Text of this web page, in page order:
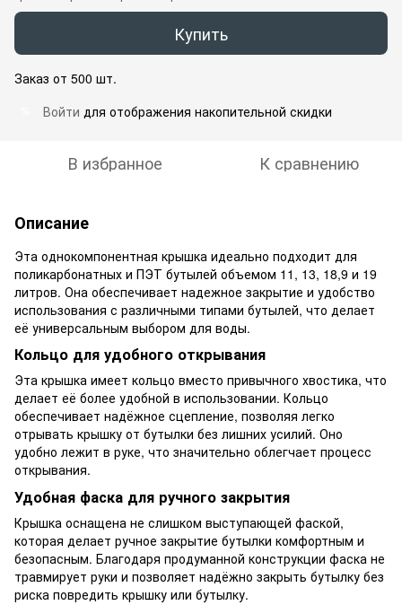
Купить
Заказ от 500 шт.
Войти для отображения накопительной скидки
В избранное К сравнению
Описание
Эта однокомпонентная крышка идеально подходит для
поликарбонатных и ПЭТ бутылей объемом 11, 13, 18,9 и 19
литров. Она обеспечивает надежное закрытие и удобство
использования с различными типами бутылей, что делает
её универсальным выбором для воды.
Кольцо для удобного открывания
Эта крышка имеет кольцо вместо привычного хвостика, что
делает её более удобной в использовании. Кольцо
обеспечивает надёжное сцепление, позволяя легко
отрывать крышку от бутылки без лишних усилий. Оно
удобно лежит в руке, что значительно облегчает процесс
открывания.
Удобная фаска для ручного закрытия
Крышка оснащена не слишком выступающей фаской,
которая делает ручное закрытие бутылки комфортным и
безопасным. Благодаря продуманной конструкции фаска не
травмирует руки и позволяет надёжно закрыть бутылку без
риска повредить крышку или бутылку.